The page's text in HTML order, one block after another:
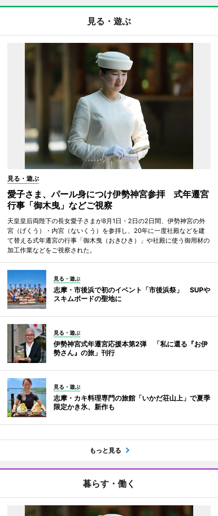
見る・遊ぶ
見る・遊ぶ
愛子さま、パール身につけ伊勢神宮参拝 式年遷宮
行事「御木曳」などご視察
天皇皇后両陛下の長女愛子さまが8月1日・2日の2日間、伊勢神宮の外
宮（げくう）・内宮（ないくう）を参拝し、20年に一度社殿などを建
て替える式年遷宮の行事「御木曳（おきひき）」や社殿に使う御用材の
加工作業などをご視察された。
見る・遊ぶ
志摩・市後浜で初のイベント「市後浜祭」 SUPや
スキムボードの聖地に
見る・遊ぶ
伊勢神宮式年遷宮応援本第2弾 「私に還る『お伊
勢さん』の旅」刊行
見る・遊ぶ
志摩・カキ料理専門の旅館「いかだ荘山上」で夏季
限定かき氷、新作も
もっと見る
暮らす・働く